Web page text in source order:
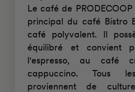
Le café de
principal du café Bistro
café polyvalent. Il
équilibré et convient
l'espresso, au café
cappuccino. Tous
proviennent de